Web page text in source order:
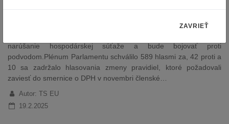
Aktualizácia bude vyžadovať platenie DPH za služby poskytované
narúšanie hospodárskej súťaže a bude bojovať proti
podvodom.Plénum Parlamentu schválilo 589 hlasmi za, 42 proti a
10 sa zadržalo hlasovania zmeny pravidiel, ktoré požadovali
zaviesť do smernice o DPH v novembri členské…
Autor: TS EU
19.2.2025
ZAVRIEŤ